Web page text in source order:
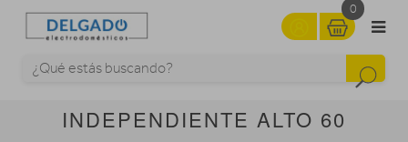
0
INDEPENDIENTE ALTO 60